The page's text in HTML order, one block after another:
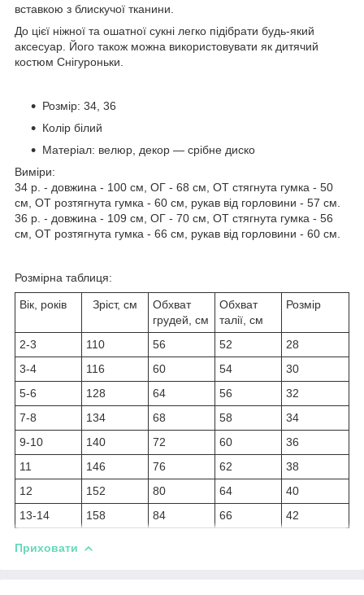
вставкою з блискучої тканини.
До цієї ніжної та ошатної сукні легко підібрати будь-який
аксесуар. Його також можна використовувати як дитячий
костюм Снігуроньки.
Розмір: 34, 36
Колір білий
Матеріал: велюр, декор — срібне диско
Виміри:
34 р. - довжина - 100 см, ОГ - 68 см, ОТ стягнута гумка - 50
см, ОТ розтягнута гумка - 60 см, рукав від горловини - 57 см.
36 р. - довжина - 109 см, ОГ - 70 см, ОТ стягнута гумка - 56
см, ОТ розтягнута гумка - 66 см, рукав від горловини - 60 см.
Розмірна таблиця:
Вік, років Зріст, см
Обхват
грудей, см
Обхват
талії, см
Розмір
2-3 110 56 52
28
3-4
116 60 54
30
5-6
128 64 56
32
7-8
134 68 58
34
9-10
140 72 60
36
11
146 76 62
38
12
152 80 64
40
13-14
158 84 66 42
Приховати